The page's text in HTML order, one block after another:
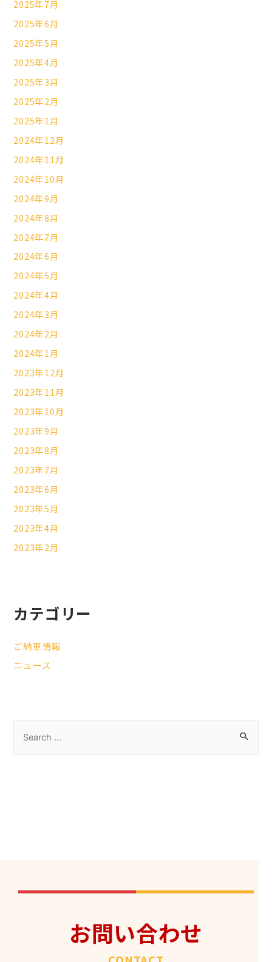
2025年7月
2025年6月
2025年5月
2025年4月
2025年3月
2025年2月
2025年1月
2024年12月
2024年11月
2024年10月
2024年9月
2024年8月
2024年7月
2024年6月
2024年5月
2024年4月
2024年3月
2024年2月
2024年1月
2023年12月
2023年11月
2023年10月
2023年9月
2023年8月
2023年7月
2023年6月
2023年5月
2023年4月
2023年2月
カテゴリー
ご納車情報
ニュース
お問い合わせ